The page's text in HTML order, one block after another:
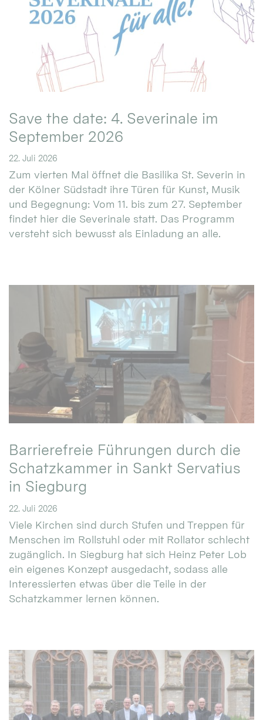
Save the date: 4. Severinale im
September 2026
22. Juli 2026
Zum vierten Mal öffnet die Basilika St. Severin in
der Kölner Südstadt ihre Türen für Kunst, Musik
und Begegnung: Vom 11. bis zum 27. September
findet hier die Severinale statt. Das Programm
versteht sich bewusst als Einladung an alle.
Barrierefreie Führungen durch die
Schatzkammer in Sankt Servatius
in Siegburg
22. Juli 2026
Viele Kirchen sind durch Stufen und Treppen für
Menschen im Rollstuhl oder mit Rollator schlecht
zugänglich. In Siegburg hat sich Heinz Peter Lob
ein eigenes Konzept ausgedacht, sodass alle
Interessierten etwas über die Teile in der
Schatzkammer lernen können.